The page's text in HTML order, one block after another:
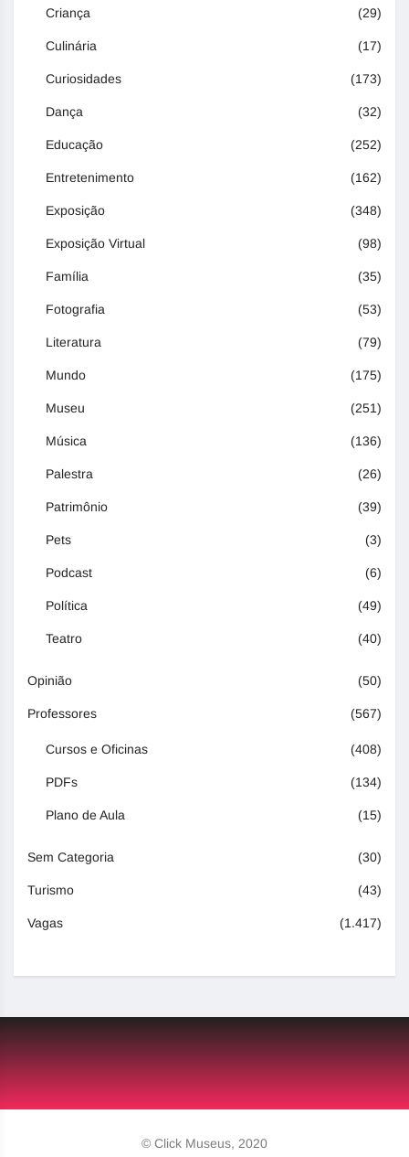
Criança (29)
Culinária (17)
Curiosidades (173)
Dança (32)
Educação (252)
Entretenimento (162)
Exposição (348)
Exposição Virtual (98)
Família (35)
Fotografia (53)
Literatura (79)
Mundo (175)
Museu (251)
Música (136)
Palestra (26)
Patrimônio (39)
Pets (3)
Podcast (6)
Política (49)
Teatro (40)
Opinião (50)
Professores (567)
Cursos e Oficinas (408)
PDFs (134)
Plano de Aula (15)
Sem Categoria (30)
Turismo (43)
Vagas (1.417)
© Click Museus, 2020